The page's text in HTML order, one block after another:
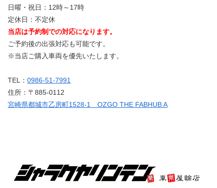
日曜・祝日：12時～17時
定休日：不定休
当店は予約制での対応になります。
ご予約後の出張対応も可能です。
※当店ご購入車両を優先いたします。
TEL： 0986-51-7991
住所：〒885-0112
宮崎県都城市乙房町1528-1 OZGO THE FABHUB A